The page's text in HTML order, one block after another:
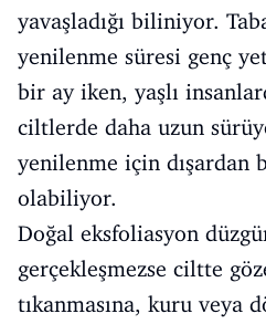
yavaşladığı biliniyor.
yenilenme süresi genç
bir ay iken, yaşlı
ciltlerde daha uzun
yenilenme için dışardan
olabiliyor.
Doğal eksfoliasyon
gerçekleşmezse ciltte
tıkanmasına, kuru veya